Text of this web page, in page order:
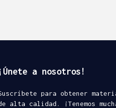
¡Únete a nosotros!
para obtener
alta calidad. ¡Tenemos